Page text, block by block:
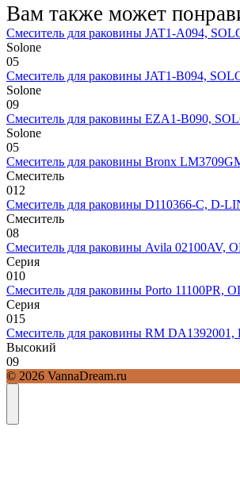
Вам также может
Смеситель для раковины JAT1-A094,
Solone
05
Смеситель для раковины JAT1-B094,
Solone
09
Смеситель для раковины EZA1-B090,
Solone
05
Смеситель для раковины Bronx
Смеситель
012
Смеситель для раковины D110366-С, D-
Смеситель
08
Смеситель для раковины Avila 02100AV,
Серия
010
Смеситель для раковины Porto 11100PR,
Серия
015
Смеситель для раковины RM
Высокий
09
© 2026 VannaDream.ru